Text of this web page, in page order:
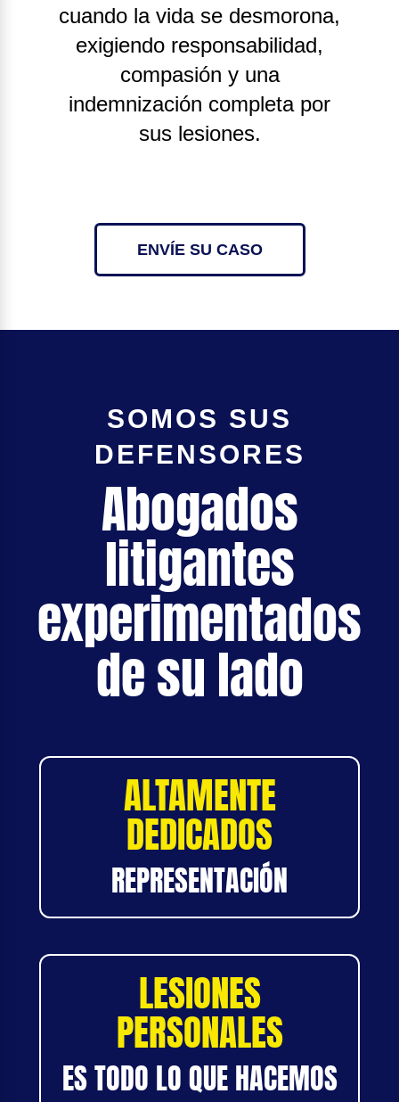
cuando la vida se desmorona,
exigiendo responsabilidad,
compasión y una
indemnización completa por
sus lesiones.
ENVÍE SU CASO
SOMOS SUS
DEFENSORES
Abogados
litigantes
experimentados
de su lado
ALTAMENTE
DEDICADOS
REPRESENTACIÓN
LESIONES
PERSONALES
ES TODO LO QUE HACEMOS